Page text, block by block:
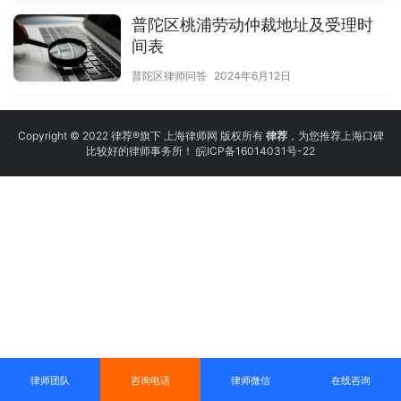
普陀区桃浦劳动仲裁地址及受理时
间表
普陀区律师问答 2024年6月12日
Copyright © 2022 律荐®旗下 上海律师网 版权所有 律荐，为您推荐上海口碑
比较好的律师事务所！ 皖ICP备16014031号-22
律师团队 咨询电话 律师微信 在线咨询